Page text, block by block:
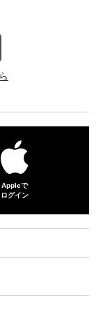
Appleで
ログイン